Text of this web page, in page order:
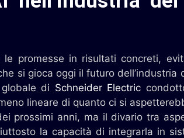
promesse in risultati concreti,
si gioca oggi il futuro dell’industria
di Schneider Electric
lineare di quanto ci si
prossimi anni, ma il divario tra
la capacità di integrarla in